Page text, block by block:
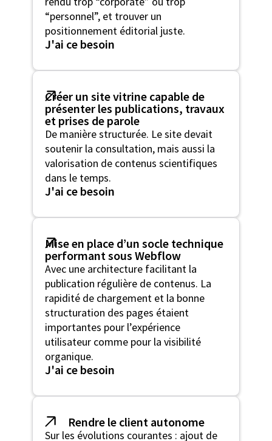
“personnel”, et trouver un
positionnement éditorial juste.
J'ai ce besoin
Créer un site vitrine capable de
présenter les publications, travaux
et prises de parole
De manière structurée. Le site devait
soutenir la consultation, mais aussi la
valorisation de contenus scientifiques
dans le temps.
J'ai ce besoin
Mise en place d’un socle technique
performant sous Webflow
Avec une architecture facilitant la
publication régulière de contenus. La
rapidité de chargement et la bonne
structuration des pages étaient
importantes pour l’expérience
utilisateur comme pour la visibilité
organique.
J'ai ce besoin
Rendre le client autonome
Sur les évolutions courantes : ajout de